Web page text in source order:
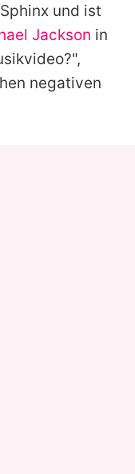
und ist
Jackson in
negativen